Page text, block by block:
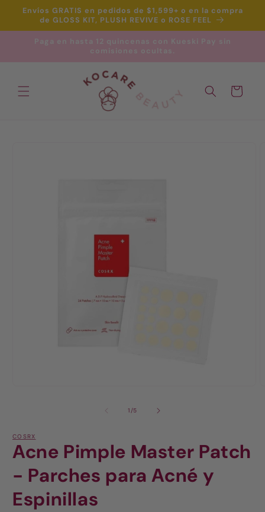
directamente
al contenido
Envíos GRATIS en pedidos de $1,599+ o en la compra
de GLOSS KIT, PLUSH REVIVE o ROSE FEEL
Paga en hasta 12 quincenas con Kueski Pay sin
comisiones ocultas.
Carrito
1 /de
5
COSRX
Acne Pimple Master Patch
- Parches para Acné y
Espinillas